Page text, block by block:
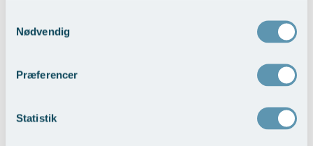
Nødvendig
Præferencer
Statistik